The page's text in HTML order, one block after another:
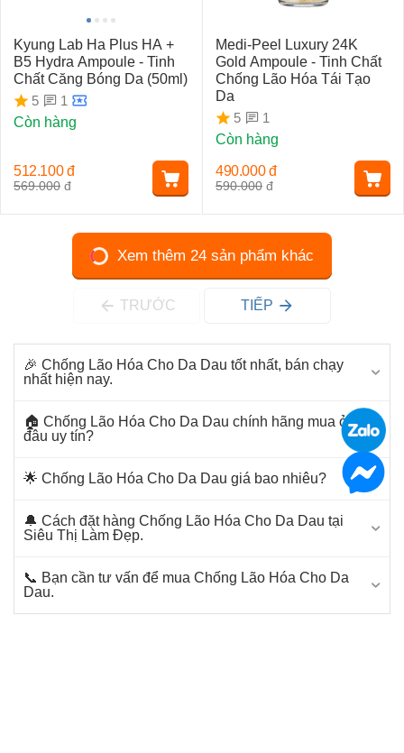
🎉 Chống Lão Hóa Cho Da Dau tốt nhất, bán chạy
nhất hiện nay.
🏠 Chống Lão Hóa Cho Da Dau chính hãng mua ở
đâu uy tín?
🌟 Chống Lão Hóa Cho Da Dau giá bao nhiêu?
🔔 Cách đặt hàng Chống Lão Hóa Cho Da Dau tại
Siêu Thị Làm Đẹp.
📞 Bạn cần tư vấn để mua Chống Lão Hóa Cho Da
Dau.
Kyung Lab Ha Plus HA +
B5 Hydra Ampoule - Tinh
Chất Căng Bóng Da (50ml)
5
1
Còn hàng
569.000 đ
512.100 đ
Medi-Peel Luxury 24K
Gold Ampoule - Tinh Chất
Chống Lão Hóa Tái Tạo
Da
5
1
Còn hàng
590.000 đ
490.000 đ
Xem thêm 24 sản phẩm khác
TRƯỚC TIẾP